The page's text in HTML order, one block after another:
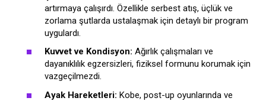
artırmaya çalışırdı. Özellikle serbest atış, üçlük ve
zorlama şutlarda ustalaşmak için detaylı bir program
uygulardı.
Kuvvet ve Kondisyon: Ağırlık çalışmaları ve
dayanıklılık egzersizleri, fiziksel formunu korumak için
vazgeçilmezdi.
Ayak Hareketleri: Kobe, post-up oyunlarında ve